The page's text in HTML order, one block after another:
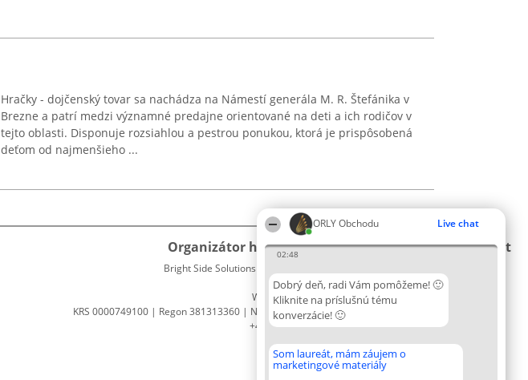
ORLY Obchodu Live chat
02:48
Dobrý deň, radi Vám pomôžeme! 🙂
Kliknite na príslušnú tému
konverzácie! 🙂
Som laureát, mám záujem o
marketingové materiály
Hračky - dojčenský tovar sa nachádza na Námestí generála M. R. Štefánika v
Brezne a patrí medzi významné predajne orientované na deti a ich rodičov v
tejto oblasti. Disponuje rozsiahlou a pestrou ponukou, ktorá je prispôsobená
deťom od najmenšieho ...
Organizátor hodnotenia
Bright Side Solutions sp. z o. o. sp. k.
ul. Ruska 22
Wrocław 50-079
KRS 0000749100 | Regon 381313360 | NIP 8943132676
+48 508 492 400
Hodnotenie
Lista
wszystkich
Podmienky
podmienky
Zásady
Kontakt